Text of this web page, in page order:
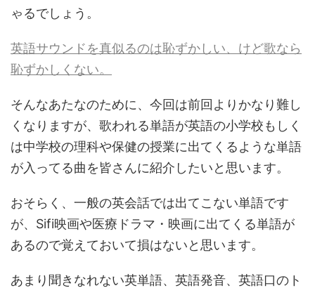
ゃるでしょう。
英語サウンドを真似るのは恥ずかしい、けど歌なら
恥ずかしくない。
そんなあたなのために、今回は前回よりかなり難し
くなりますが、歌われる単語が英語の小学校もしく
は中学校の理科や保健の授業に出てくるような単語
が入ってる曲を皆さんに紹介したいと思います。
おそらく、一般の英会話では出てこない単語です
が、Sifi映画や医療ドラマ・映画に出てくる単語が
あるので覚えておいて損はないと思います。
あまり聞きなれない英単語、英語発音、英語口のト